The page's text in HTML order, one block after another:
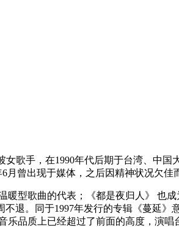
女歌手，在1990年代后期于台湾、中
月曾出现于媒体，之后因精神状况欠佳
型歌曲的代表；《都是夜归人》 也
退。同于1997年发行的专辑《蔓延
品质上已经超过了前面的高度，演